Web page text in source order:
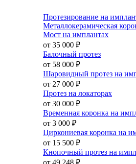
Протезирование на
Металлокерамическая
Мост на имплантах
от 35 000 ₽
Балочный протез
от 58 000 ₽
Шаровидный протез на
от 27 000 ₽
Протез на локаторах
от 30 000 ₽
Временная коронка на
от 3 000 ₽
Циркониевая коронка на
от 15 500 ₽
Кнопочный протез на
от 49 248 ₽